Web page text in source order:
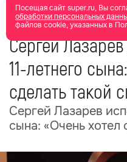
Посещая сайт super.ru, Вы
обработки персональных
файлов cookie, указанных в
главная новости о
14 мая 10:49
Сергей
11-летнего
сделать такой
Сергей Лазарев
сына: «Очень хотел